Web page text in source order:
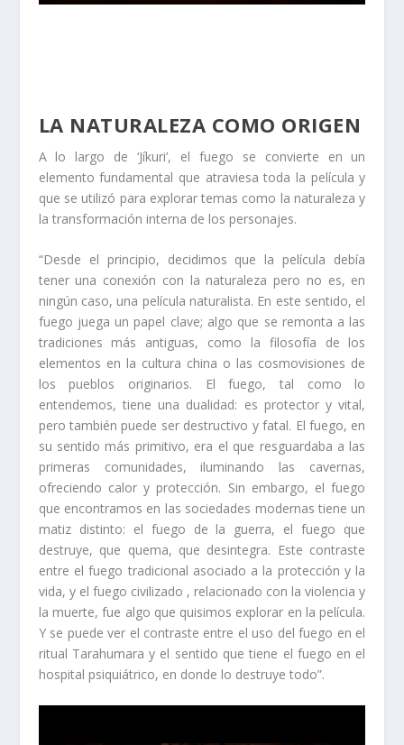
LA NATURALEZA COMO ORIGEN
A lo largo de ‘Jíkuri’, el fuego se convierte en un
elemento fundamental que atraviesa toda la película y
que se utilizó para explorar temas como la naturaleza y
la transformación interna de los personajes.
“Desde el principio, decidimos que la película debía
tener una conexión con la naturaleza pero no es, en
ningún caso, una película naturalista. En este sentido, el
fuego juega un papel clave; algo que se remonta a las
tradiciones más antiguas, como la filosofía de los
elementos en la cultura china o las cosmovisiones de
los pueblos originarios. El fuego, tal como lo
entendemos, tiene una dualidad: es protector y vital,
pero también puede ser destructivo y fatal. El fuego, en
su sentido más primitivo, era el que resguardaba a las
primeras comunidades, iluminando las cavernas,
ofreciendo calor y protección. Sin embargo, el fuego
que encontramos en las sociedades modernas tiene un
matiz distinto: el fuego de la guerra, el fuego que
destruye, que quema, que desintegra. Este contraste
entre el fuego tradicional asociado a la protección y la
vida, y el fuego civilizado , relacionado con la violencia y
la muerte, fue algo que quisimos explorar en la película.
Y se puede ver el contraste entre el uso del fuego en el
ritual Tarahumara y el sentido que tiene el fuego en el
hospital psiquiátrico, en donde lo destruye todo”.